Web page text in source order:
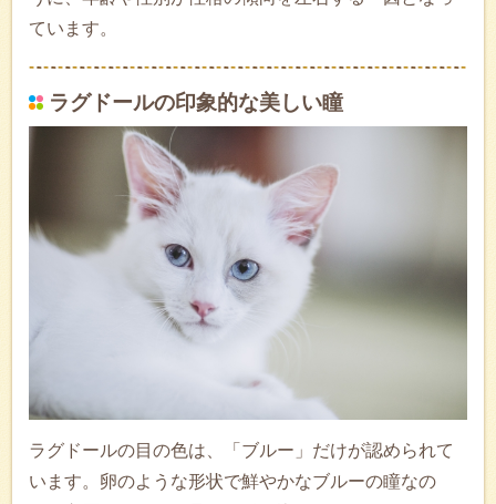
ています。
ラグドールの印象的な美しい瞳
ラグドールの目の色は、「ブルー」だけが認められて
います。卵のような形状で鮮やかなブルーの瞳なの